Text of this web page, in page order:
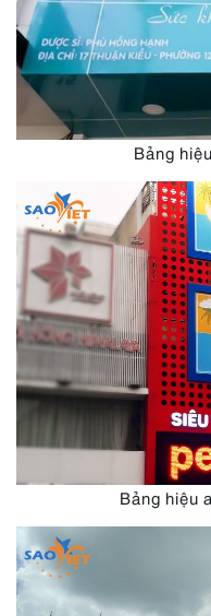
Bảng
Bảng hiệu